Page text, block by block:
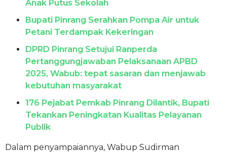
Anak Putus Sekolah
Bupati Pinrang Serahkan Pompa Air untuk
Petani Terdampak Kekeringan
DPRD Pinrang Setujui Ranperda
Pertanggungjawaban Pelaksanaan APBD
2025, Wabub: tepat sasaran dan menjawab
kebutuhan masyarakat
176 Pejabat Pemkab Pinrang Dilantik, Bupati
Tekankan Peningkatan Kualitas Pelayanan
Publik
Dalam penyampaiannya, Wabup Sudirman